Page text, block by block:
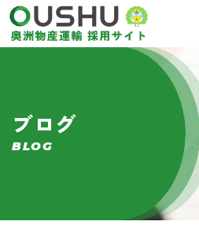
運送事業 採用情報
ブログ
BLOG